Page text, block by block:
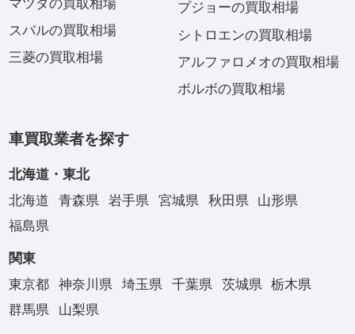
マツダの買取相場
スバルの買取相場
三菱の買取相場
プジョーの買取相場
シトロエンの買取相場
アルファロメオの買取相場
ボルボの買取相場
車買取業者を探す
北海道・東北
北海道
青森県 岩手県 宮城県 秋田県
山形県
福島県
関東
東京都
神奈川県 埼玉県 千葉県 茨城県
栃木県
群馬県
山梨県